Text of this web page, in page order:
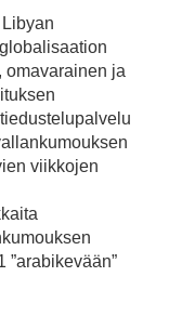
omavarainen ja
viikkojen
”arabikevään”